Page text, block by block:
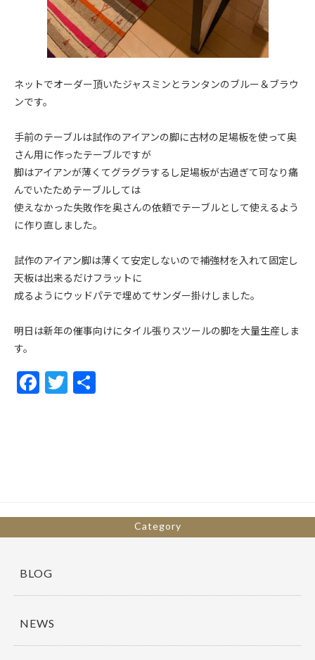
ネットでオーダー頂いたジャスミンとランタンのブルー＆ブラウ
ンです。
手前のテーブルは試作のアイアンの脚に古材の足場板を使って奥
さん用に作ったテーブルですが
脚はアイアンが薄くてグラグラするし足場板が古過ぎて可なり痛
んでいたためテーブルしては
使えなかった失敗作を奥さんの依頼でテーブルとして使えるよう
に作り直しました。
試作のアイアン脚は薄くて安定しないので補強材を入れて固定し
天板は出来るだけフラットに
成るようにウッドパテで埋めてサンダー掛けしました。
明日は新年の催事向けにタイル張りスツールの脚を大量生産しま
す。
F
k
T
Category
BLOG
NEWS